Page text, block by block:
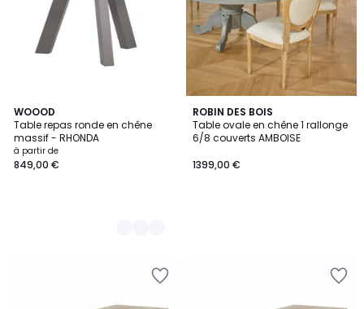
WOOOD
Table repas ronde en chêne
massif - RHONDA
à partir de
849,00 €
5
Couleurs
ROBIN DES BOIS
Table ovale en chêne 1 rallonge
6/8 couverts AMBOISE
1399,00 €